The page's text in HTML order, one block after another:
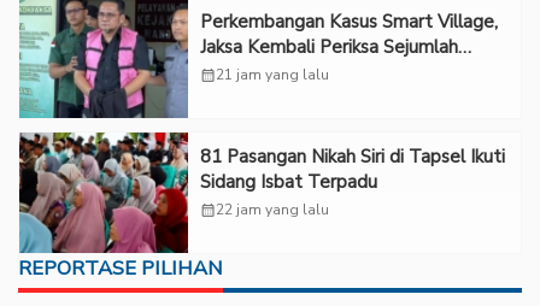
Perkembangan Kasus Smart Village,
Jaksa Kembali Periksa Sejumlah
Kades
calendar_month21 jam yang lalu
81 Pasangan Nikah Siri di Tapsel Ikuti
Sidang Isbat Terpadu
calendar_month22 jam yang lalu
REPORTASE PILIHAN